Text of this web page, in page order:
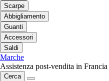
Scarpe
Abbigliamento
Guanti
Accessori
Saldi
Marche
Assistenza post-vendita in Francia
Cerca